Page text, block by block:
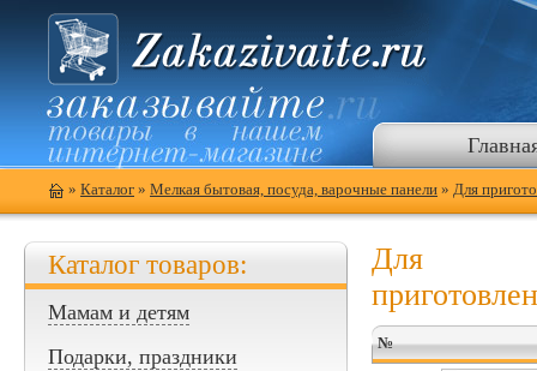
» Каталог » Мелкая бытовая, посуда, варочные панели » Для
Каталог товаров:
Мамам и детям
Подарки, праздники
Для
№